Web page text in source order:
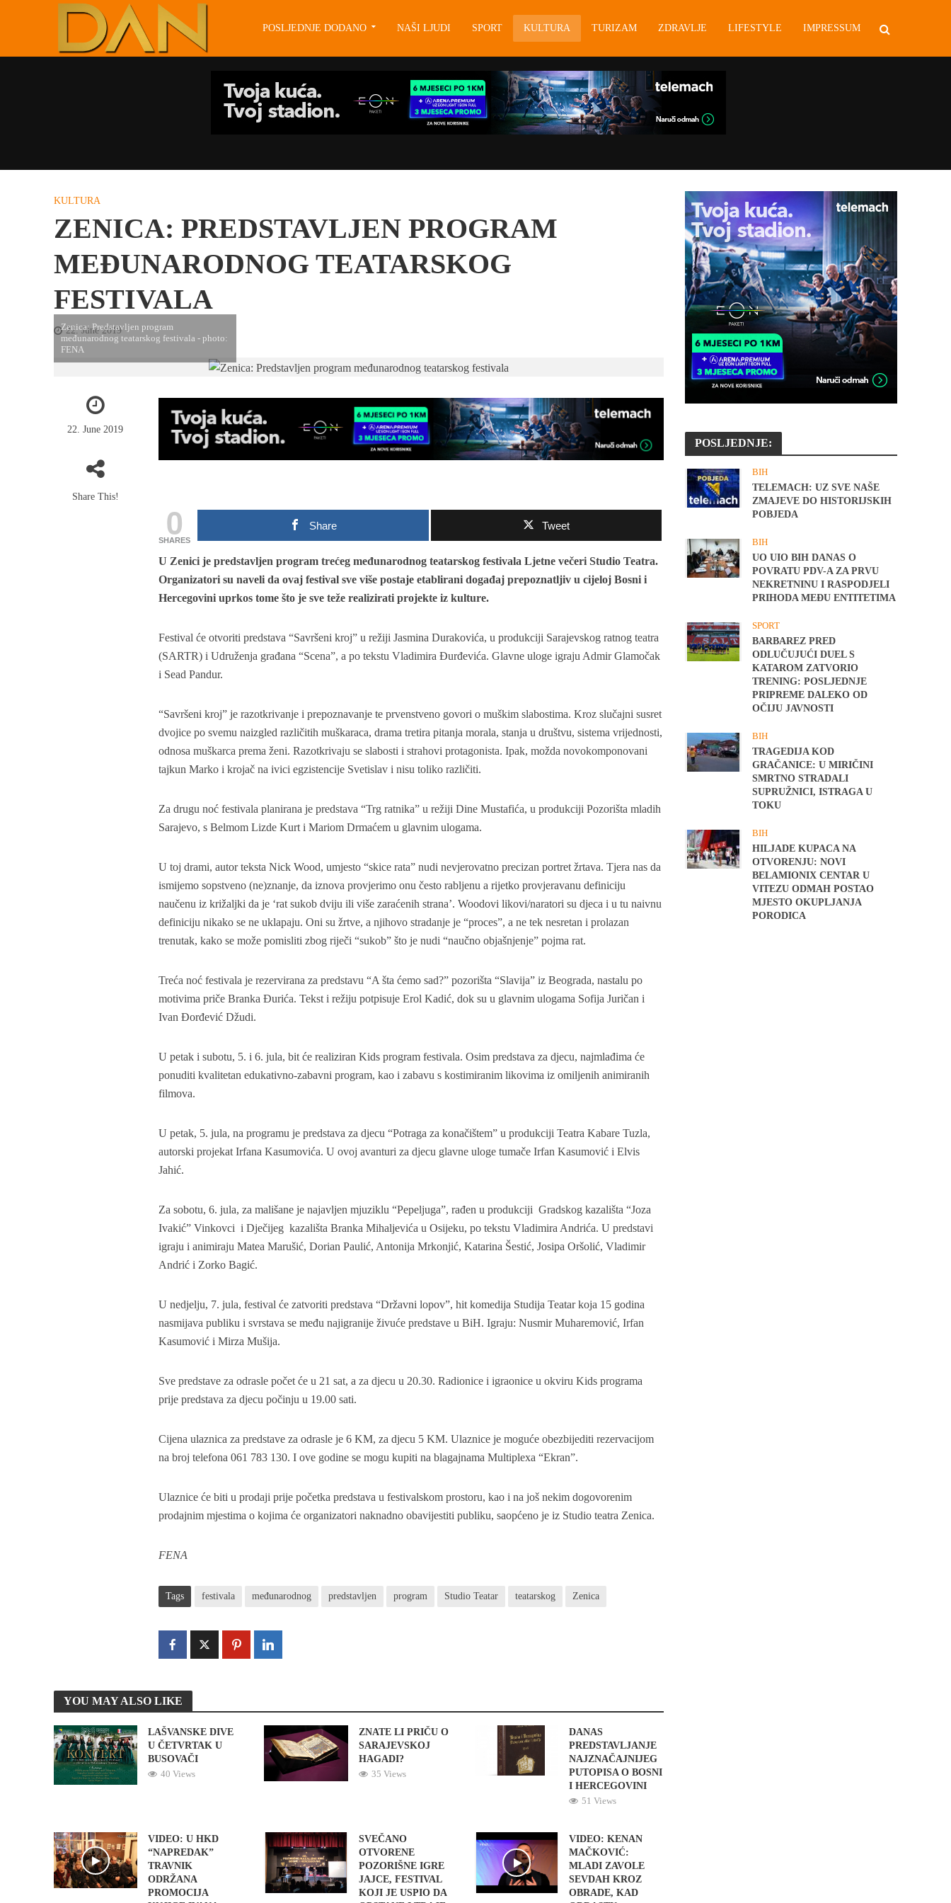
POSLJEDNJE DODANO NAŠI LJUDI SPORT KULTURA TURIZAM ZDRAVLJE LIFESTYLE IMPRESSUM
KULTURA
ZENICA: PREDSTAVLJEN PROGRAM
MEĐUNARODNOG TEATARSKOG
FESTIVALA
22. June 2019
Zenica: Predstavljen program
međunarodnog teatarskog festivala - photo:
FENA
22. June 2019
Share This!
0
SHARES
Share Tweet
U Zenici je predstavljen program trećeg međunarodnog teatarskog festivala Ljetne večeri Studio Teatra.
Organizatori su naveli da ovaj festival sve više postaje etablirani događaj prepoznatljiv u cijeloj Bosni i
Hercegovini uprkos tome što je sve teže realizirati projekte iz kulture.
Festival će otvoriti predstava “Savršeni kroj” u režiji Jasmina Durakovića, u produkciji Sarajevskog ratnog teatra
(SARTR) i Udruženja građana “Scena”, a po tekstu Vladimira Đurđevića. Glavne uloge igraju Admir Glamočak
i Sead Pandur.
“Savršeni kroj” je razotkrivanje i prepoznavanje te prvenstveno govori o muškim slabostima. Kroz slučajni susret
dvojice po svemu naizgled različitih muškaraca, drama tretira pitanja morala, stanja u društvu, sistema vrijednosti,
odnosa muškarca prema ženi. Razotkrivaju se slabosti i strahovi protagonista. Ipak, možda novokomponovani
tajkun Marko i krojač na ivici egzistencije Svetislav i nisu toliko različiti.
Za drugu noć festivala planirana je predstava “Trg ratnika” u režiji Dine Mustafića, u produkciji Pozorišta mladih
Sarajevo, s Belmom Lizde Kurt i Mariom Drmaćem u glavnim ulogama.
U toj drami, autor teksta Nick Wood, umjesto “skice rata” nudi nevjerovatno precizan portret žrtava. Tjera nas da
ismijemo sopstveno (ne)znanje, da iznova provjerimo onu često rabljenu a rijetko provjeravanu definiciju
naučenu iz križaljki da je ‘rat sukob dviju ili više zaraćenih strana’. Woodovi likovi/naratori su djeca i u tu naivnu
definiciju nikako se ne uklapaju. Oni su žrtve, a njihovo stradanje je “proces”, a ne tek nesretan i prolazan
trenutak, kako se može pomisliti zbog riječi “sukob” što je nudi “naučno objašnjenje” pojma rat.
Treća noć festivala je rezervirana za predstavu “A šta ćemo sad?” pozorišta “Slavija” iz Beograda, nastalu po
motivima priče Branka Đurića. Tekst i režiju potpisuje Erol Kadić, dok su u glavnim ulogama Sofija Juričan i
Ivan Đorđević Džudi.
U petak i subotu, 5. i 6. jula, bit će realiziran Kids program festivala. Osim predstava za djecu, najmlađima će
ponuditi kvalitetan edukativno-zabavni program, kao i zabavu s kostimiranim likovima iz omiljenih animiranih
filmova.
U petak, 5. jula, na programu je predstava za djecu “Potraga za konačištem” u produkciji Teatra Kabare Tuzla,
autorski projekat Irfana Kasumovića. U ovoj avanturi za djecu glavne uloge tumače Irfan Kasumović i Elvis
Jahić.
Za sobotu, 6. jula, za mališane je najavljen mjuziklu “Pepeljuga”, rađen u produkciji Gradskog kazališta “Joza
Ivakić” Vinkovci i Dječijeg kazališta Branka Mihaljevića u Osijeku, po tekstu Vladimira Andrića. U predstavi
igraju i animiraju Matea Marušić, Dorian Paulić, Antonija Mrkonjić, Katarina Šestić, Josipa Oršolić, Vladimir
Andrić i Zorko Bagić.
U nedjelju, 7. jula, festival će zatvoriti predstava “Državni lopov”, hit komedija Studija Teatar koja 15 godina
nasmijava publiku i svrstava se među najigranije živuće predstave u BiH. Igraju: Nusmir Muharemović, Irfan
Kasumović i Mirza Mušija.
Sve predstave za odrasle počet će u 21 sat, a za djecu u 20.30. Radionice i igraonice u okviru Kids programa
prije predstava za djecu počinju u 19.00 sati.
Cijena ulaznica za predstave za odrasle je 6 KM, za djecu 5 KM. Ulaznice je moguće obezbijediti rezervacijom
na broj telefona 061 783 130. I ove godine se mogu kupiti na blagajnama Multiplexa “Ekran”.
Ulaznice će biti u prodaji prije početka predstava u festivalskom prostoru, kao i na još nekim dogovorenim
prodajnim mjestima o kojima će organizatori naknadno obavijestiti publiku, saopćeno je iz Studio teatra Zenica.
FENA
Tags festivala međunarodnog predstavljen program Studio Teatar teatarskog Zenica
YOU MAY ALSO LIKE
LAŠVANSKE DIVE
U ČETVRTAK U
BUSOVAČI
40 Views
ZNATE LI PRIČU O
SARAJEVSKOJ
HAGADI?
35 Views
DANAS
PREDSTAVLJANJE
NAJZNAČAJNIJEG
PUTOPISA O BOSNI
I HERCEGOVINI
51 Views
VIDEO: U HKD
“NAPREDAK”
TRAVNIK
ODRŽANA
PROMOCIJA
SVEČANO
OTVORENE
POZORIŠNE IGRE
JAJCE, FESTIVAL
KOJI JE USPIO DA
VIDEO: KENAN
MAČKOVIĆ:
MLADI ZAVOLE
SEVDAH KROZ
OBRADE, KAD
POSLJEDNJE:
BIH
TELEMACH: UZ SVE NAŠE
ZMAJEVE DO HISTORIJSKIH
POBJEDA
BIH
UO UIO BIH DANAS O
POVRATU PDV-A ZA PRVU
NEKRETNINU I RASPODJELI
PRIHODA MEĐU ENTITETIMA
SPORT
BARBAREZ PRED
ODLUČUJUĆI DUEL S
KATAROM ZATVORIO
TRENING: POSLJEDNJE
PRIPREME DALEKO OD
OČIJU JAVNOSTI
BIH
TRAGEDIJA KOD
GRAČANICE: U MIRIČINI
SMRTNO STRADALI
SUPRUŽNICI, ISTRAGA U
TOKU
BIH
HILJADE KUPACA NA
OTVORENJU: NOVI
BELAMIONIX CENTAR U
VITEZU ODMAH POSTAO
MJESTO OKUPLJANJA
PORODICA